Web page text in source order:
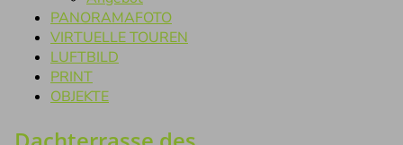
PANORAMAFOTO
VIRTUELLE TOUREN
LUFTBILD
PRINT
OBJEKTE